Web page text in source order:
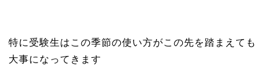
特に受験生はこの季節の使い方がこの先を踏まえても
大事になってきます